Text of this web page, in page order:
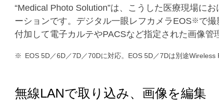
“Medical Photo Solution”は、こうした医療現場に
ーションです。デジタル一眼レフカメラEOS※で撮
付加して電子カルテやPACSなど指定された画像
※ EOS 5D／6D／7D／70Dに対応。EOS 5D／7Dは別途
無線LANで取り込み、画像を編集